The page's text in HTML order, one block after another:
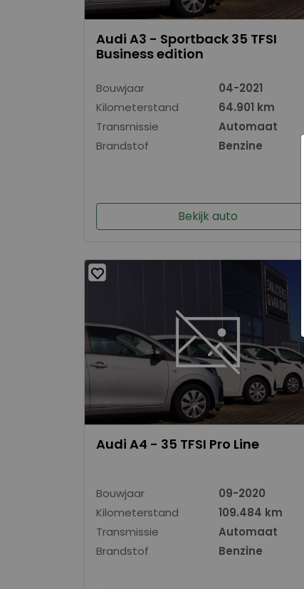
Audi A3 - Sportback 35 TFSI
Business edition
Bouwjaar
04-2021
Kilometerstand
64.901 km
Transmissie
Automaat
Brandstof
Benzine
Bekijk auto
Audi A4 - 35 TFSI Pro Line
Bouwjaar
09-2020
Kilometerstand
109.484 km
Transmissie
Automaat
Brandstof
Benzine